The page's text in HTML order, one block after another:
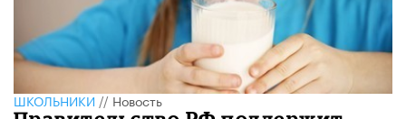
ШКОЛЬНИКИ//Новость